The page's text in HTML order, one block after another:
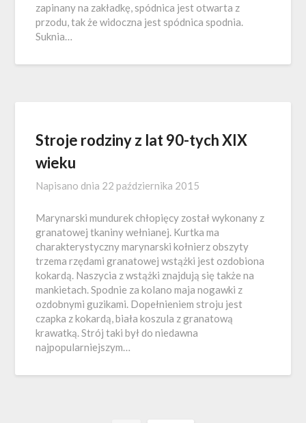
zapinany na zakładkę, spódnica jest otwarta z
przodu, tak że widoczna jest spódnica spodnia.
Suknia…
Stroje rodziny z lat 90-tych XIX
wieku
Napisano dnia 22 października 2015
Marynarski mundurek chłopięcy został wykonany z
granatowej tkaniny wełnianej. Kurtka ma
charakterystyczny marynarski kołnierz obszyty
trzema rzędami granatowej wstążki jest ozdobiona
kokardą. Naszycia z wstążki znajdują się także na
mankietach. Spodnie za kolano maja nogawki z
ozdobnymi guzikami. Dopełnieniem stroju jest
czapka z kokardą, biała koszula z granatową
krawatką. Strój taki był do niedawna
najpopularniejszym…